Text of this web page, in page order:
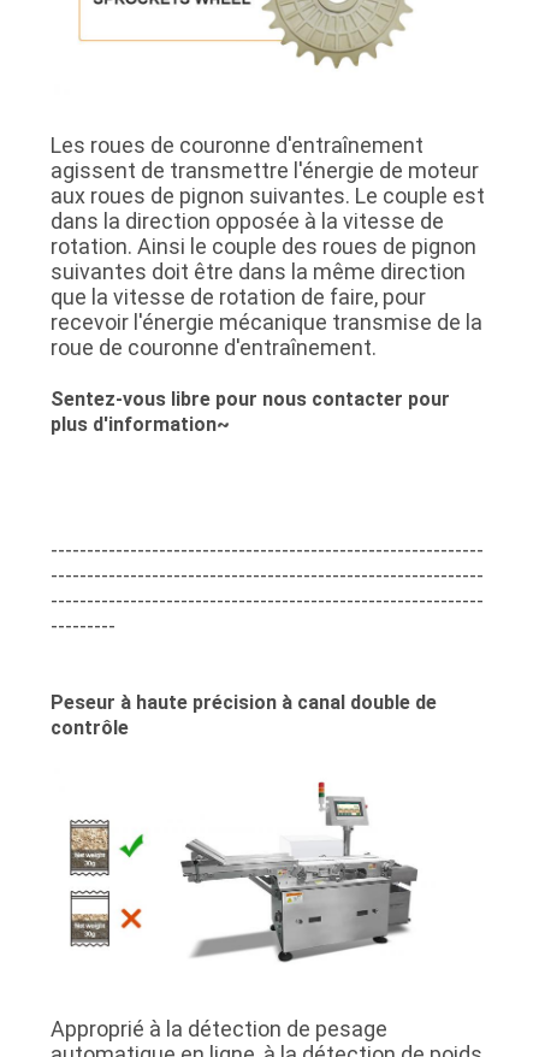
Les roues de couronne d'entraînement
agissent de transmettre l'énergie de moteur
aux roues de pignon suivantes. Le couple est
dans la direction opposée à la vitesse de
rotation. Ainsi le couple des roues de pignon
suivantes doit être dans la même direction
que la vitesse de rotation de faire, pour
recevoir l'énergie mécanique transmise de la
roue de couronne d'entraînement.
Sentez-vous libre pour nous contacter pour
plus d'information~
------------------------------------------------------------
------------------------------------------------------------
------------------------------------------------------------
---------
Peseur à haute précision à canal double de
contrôle
Approprié à la détection de pesage